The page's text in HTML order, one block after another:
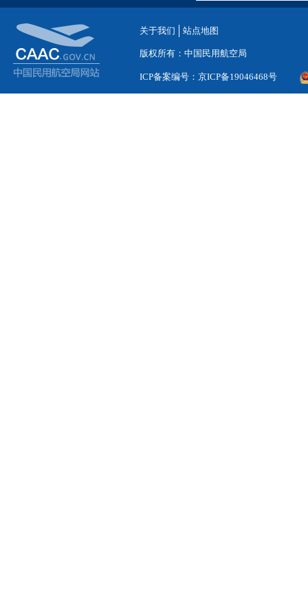
关于我们 站点地图
版权所有：中国民用航空局
ICP备案编号：京ICP备19046468号